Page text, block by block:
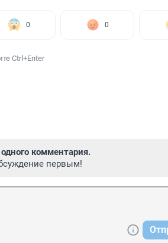
0 0
Ctrl+Enter
комментария.
первым!